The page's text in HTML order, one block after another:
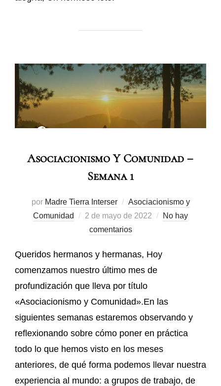
Asociacionismo Y Comunidad –
Semana 1
por Madre Tierra Interser
Asociacionismo y
Comunidad
2 de mayo de 2022
No hay
comentarios
Queridos hermanos y hermanas, Hoy
comenzamos nuestro último mes de
profundización que lleva por título
«Asociacionismo y Comunidad».En las
siguientes semanas estaremos observando y
reflexionando sobre cómo poner en práctica
todo lo que hemos visto en los meses
anteriores, de qué forma podemos llevar nuestra
experiencia al mundo: a grupos de trabajo, de